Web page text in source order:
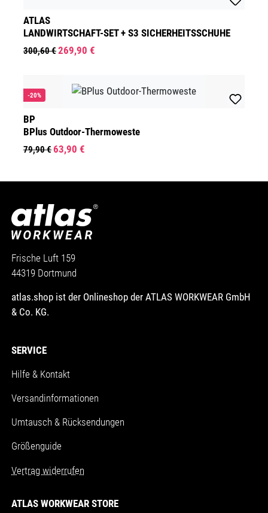
ATLAS
LANDWIRTSCHAFT-SET + S3 SICHERHEITSSCHUHE
300,60 €269,90 €
-20%
BP
BPlus Outdoor-Thermoweste
79,90 €63,90 €
Frische Luft 159
44319 Dortmund
atlas.shop ist der Onlineshop der ATLAS WORKWEAR GmbH
& Co. KG.
SERVICE
Hilfe & Kontakt
Versandinformationen
Umtausch & Rücksendungen
Größenguide
Vertrag widerrufen
ATLAS WORKWEAR STORE